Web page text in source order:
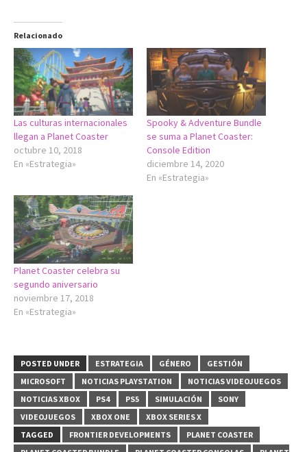
Relacionado
Las culturas internacionales
llegan a Planet Coaster
octubre 10, 2018
En «Estrategia»
Spooky & Adventure Bundle
se suma a Planet Coaster:
Console Edition
diciembre 14, 2020
En «Estrategia»
Planet Coaster celebra su
segundo aniversario
noviembre 17, 2018
En «Estrategia»
POSTED UNDER ESTRATEGIA GÉNERO
GESTIÓN
MICROSOFT
NOTICIAS PLAYSTATION
NOTICIAS VIDEOJUEGOS
NOTICIAS XBOX
PS4 PS5 SIMULACIÓN
SONY
VIDEOJUEGOS
XBOX ONE
XBOX SERIES X
TAGGED
FRONTIER DEVELOPMENTS
PLANET COASTER